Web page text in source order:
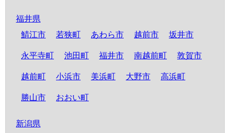
福井県
鯖江市
若狭町 あわら市 越前市 坂井市
永平寺町 池田町 福井市 南越前町 敦賀市
越前町 小浜市 美浜町 大野市 高浜町
勝山市 おおい町
新潟県